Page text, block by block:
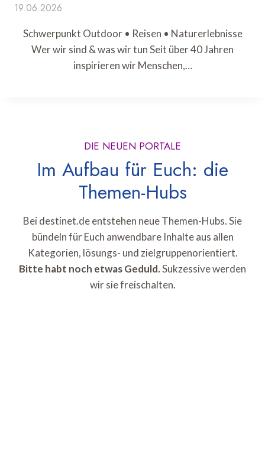
19.06.2026
Schwerpunkt Outdoor • Reisen • Naturerlebnisse
Wer wir sind & was wir tun Seit über 40 Jahren
inspirieren wir Menschen,…
DIE NEUEN PORTALE
Im Aufbau für Euch: die
Themen-Hubs
Bei destinet.de entstehen neue Themen-Hubs. Sie
bündeln für Euch anwendbare Inhalte aus allen
Kategorien, lösungs- und zielgruppenorientiert.
Bitte habt noch etwas Geduld.Sukzessive werden
wir sie freischalten.